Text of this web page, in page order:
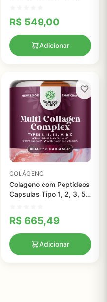
R$ 549,00
Adicionar
COLÁGENO
Colageno com Peptídeos
Capsulas Tipo 1, 2, 3, 5
R$ 665,49
Adicionar